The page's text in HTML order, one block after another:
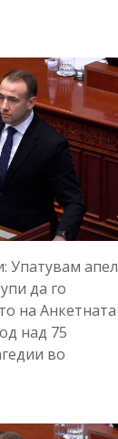
Упатувам апел
да го
на Анкетната
над 75
во